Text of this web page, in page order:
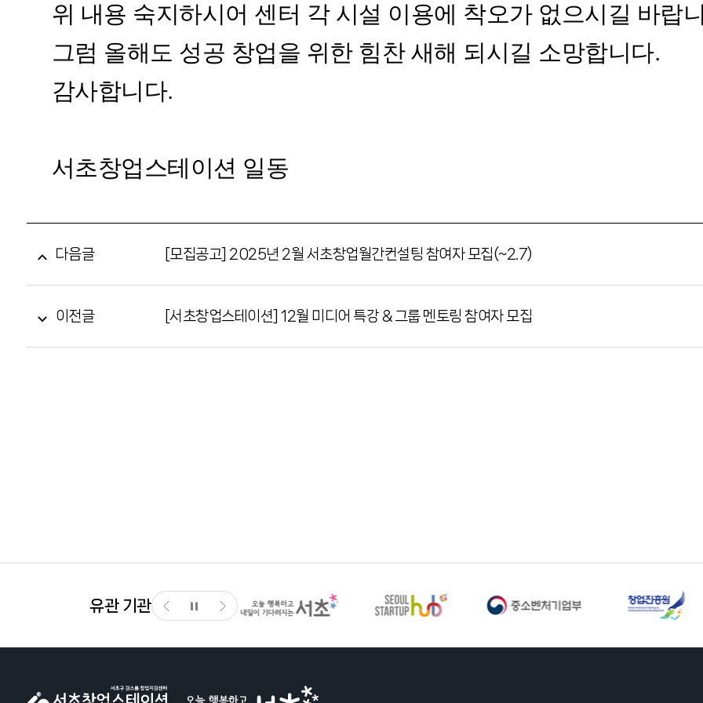
위 내용 숙지하시어 센터 각 시설 이용에 착오가 없으시길 바랍
그럼 올해도 성공 창업을 위한 힘찬 새해 되시길 소망합니다.
감사합니다.
서초창업스테이션 일동
다음글 [모집공고] 2025년 2월 서초창업월간컨설팅 참여자 모집(~2.7)
이전글 [서초창업스테이션] 12월 미디어 특강 & 그룹 멘토링 참여자 모집
유관 기관